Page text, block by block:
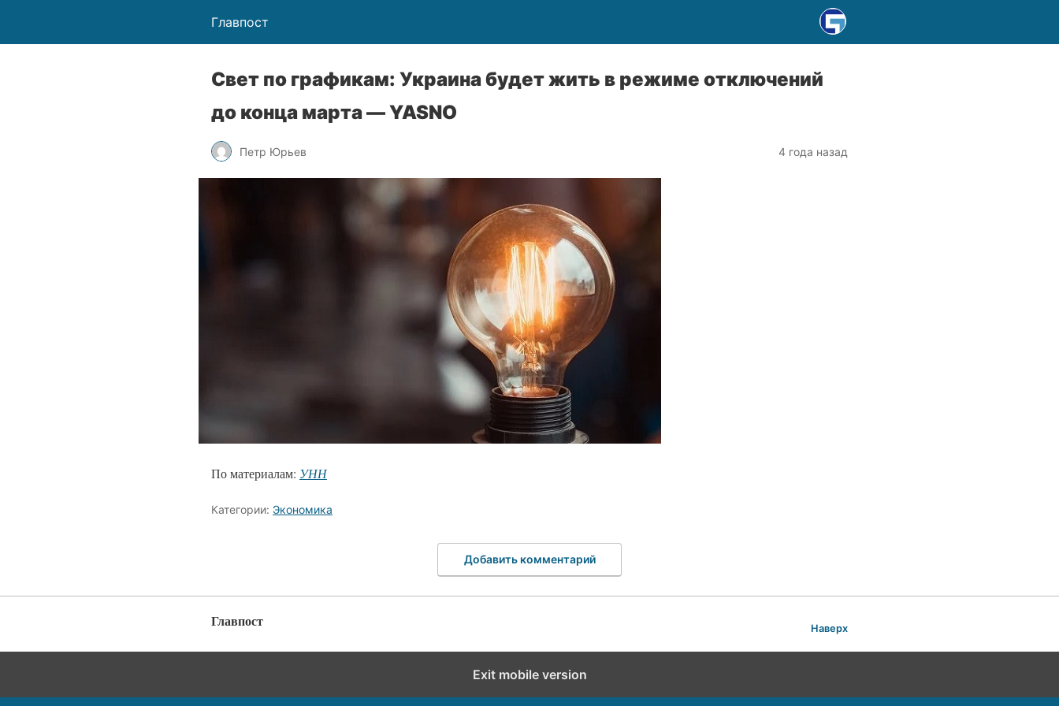
Главпост
Свет по графикам: Украина будет жить в режиме отключений
до конца марта — YASNO
Петр Юрьев 4 года назад
По материалам: УНН
Категории: Экономика
Добавить комментарий
Главпост Наверх
Exit mobile version